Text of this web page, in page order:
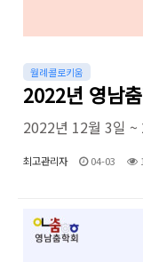
월례콜로키움
2022년 영남
2022년 12월 3일
최고관리자 04-03